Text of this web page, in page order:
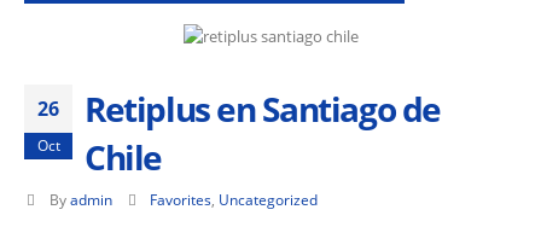
26
Oct
Retiplus en Santiago de
Chile
By admin Favorites Uncategorized